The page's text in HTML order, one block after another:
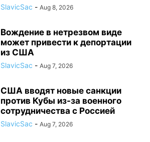
SlavicSac - Aug 8, 2026
Вождение в нетрезвом виде
может привести к депортации
из США
SlavicSac - Aug 7, 2026
США вводят новые санкции
против Кубы из-за военного
сотрудничества с Россией
SlavicSac - Aug 7, 2026